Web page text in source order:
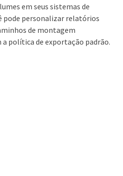
em seus sistemas de
pode personalizar relatórios
de montagem
a política de exportação padrão.